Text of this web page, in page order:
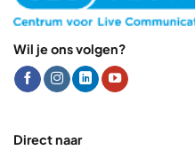
Wil je ons volgen?
Direct naar